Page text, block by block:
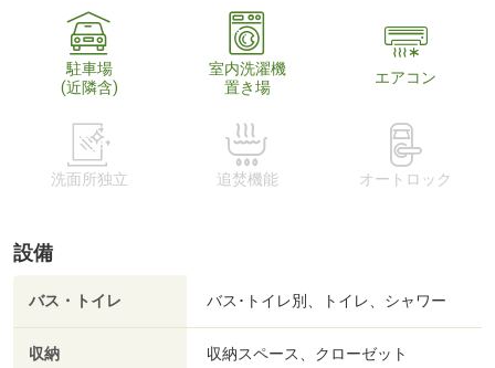
駐車場
(近隣含)
室内洗濯機
置き場
エアコン
洗面所独立 追焚機能 オートロック
設備
バス・トイレ バス･トイレ別、トイレ、シャワー
収納 収納スペース、クローゼット